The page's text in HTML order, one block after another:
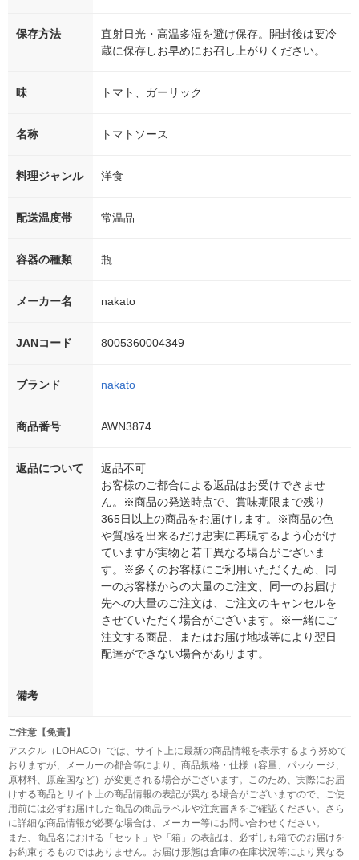
保存方法
直射日光・高温多湿を避け保存。開封後は要冷
蔵に保存しお早めにお召し上がりください。
味 トマト、ガーリック
名称 トマトソース
料理ジャンル 洋食
配送温度帯 常温品
容器の種類 瓶
メーカー名 nakato
JANコード 8005360004349
ブランド nakato
商品番号 AWN3874
返品について
返品不可
お客様のご都合による返品はお受けできませ
ん。※商品の発送時点で、賞味期限まで残り
365日以上の商品をお届けします。※商品の色
や質感を出来るだけ忠実に再現するよう心がけ
ていますが実物と若干異なる場合がございま
す。※多くのお客様にご利用いただくため、同
一のお客様からの大量のご注文、同一のお届け
先への大量のご注文は、ご注文のキャンセルを
させていただく場合がございます。※一緒にご
注文する商品、またはお届け地域等により翌日
配達ができない場合があります。
備考
ご注意【免責】
アスクル（LOHACO）では、サイト上に最新の商品情報を表示するよう努めて
おりますが、メーカーの都合等により、商品規格・仕様（容量、パッケージ、
原材料、原産国など）が変更される場合がございます。このため、実際にお届
けする商品とサイト上の商品情報の表記が異なる場合がございますので、ご使
用前には必ずお届けした商品の商品ラベルや注意書きをご確認ください。さら
に詳細な商品情報が必要な場合は、メーカー等にお問い合わせください。
また、商品名における「セット」や「箱」の表記は、必ずしも箱でのお届けを
お約束するものではありません。お届け形態は倉庫の在庫状況等により異なる